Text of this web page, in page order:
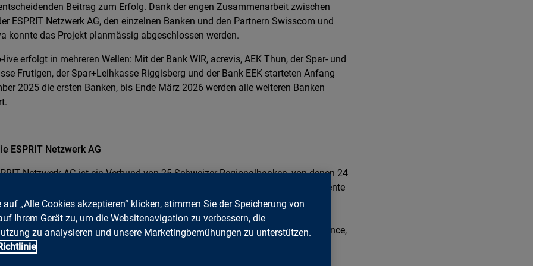
Beitrag zum Erfolg. Dank der engen Zusammenarbeit zwischen
ESPRIT Netzwerk AG, den einzelnen Banken und den Partnern Swisscom und
konnte das Projekt planmässig abgeschlossen werden.
live erfolgt in mehreren Wellen: Mit der Bank WIR, acrevis, AEK Thun, der Spar- und
Frutigen, der Spar+Leihkasse Riggisberg und der Bank EEK starteten Anfang
2025 die ersten Banken, bis Ende März 2026 werden alle weiteren Banken
ESPRIT Netzwerk AG
Netzwerk AG ist ein Verbund von 25 Schweizer Regionalbanken, von denen 24
Mobile- und E-Banking nutzen. Sie stellt ihren Mitgliedern eine effiziente
bereit, fördert gemeinsame Innovationen und unterstützt bei der
von Digitalisierungsprojekten. Durch koordinierte Dienstleistungen sowie
in Technologie, Sicherheit und Stabilität stärkt das Netzwerk die IT-Performance,
Kosten und steigert die Wettbewerbsfähigkeit der Banken.
auf „Alle Cookies akzeptieren“ klicken, stimmen Sie der Speicherung von
Ihrem Gerät zu, um die Websitenavigation zu verbessern, die
zu analysieren und unsere Marketingbemühungen zu unterstützen.